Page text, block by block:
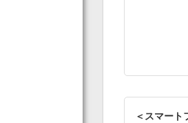
＜スマート